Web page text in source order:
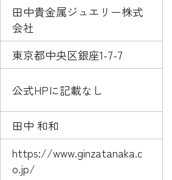
田中貴金属ジュエリー株式
会社
東京都中央区銀座1-7-7
公式HPに記載なし
田中 和和
https://www.ginzatanaka.c
o.jp/